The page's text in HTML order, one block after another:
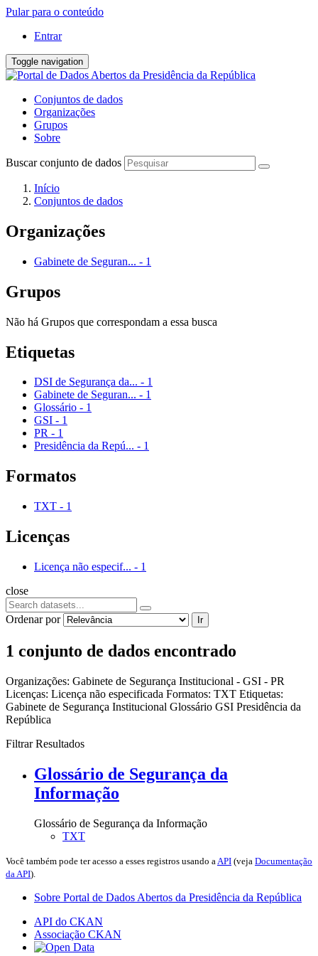
Pular para o conteúdo
Entrar
Toggle navigation
Conjuntos de dados
Organizações
Grupos
Sobre
Buscar conjunto de dados
Início
Conjuntos de dados
Organizações
Gabinete de Seguran... - 1
Grupos
Não há Grupos que correspondam a essa busca
Etiquetas
DSI de Segurança da... - 1
Gabinete de Seguran... - 1
Glossário - 1
GSI - 1
PR - 1
Presidência da Repú... - 1
Formatos
TXT - 1
Licenças
Licença não especif... - 1
close
Ordenar por Ir
1 conjunto de dados encontrado
Organizações: Gabinete de Segurança Institucional - GSI - PR
Licenças: Licença não especificada Formatos: TXT Etiquetas:
Gabinete de Segurança Institucional Glossário GSI Presidência da
República
Filtrar Resultados
Glossário de Segurança da
Informação
Glossário de Segurança da Informação
TXT
Você também pode ter acesso a esses registros usando a API (veja Documentação
da API).
Sobre Portal de Dados Abertos da Presidência da República
API do CKAN
Associação CKAN